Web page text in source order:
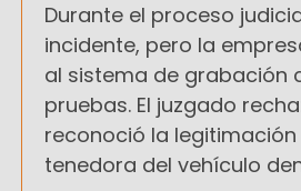
Durante el proceso
incidente, pero la
al sistema de grabación
pruebas. El juzgado
reconoció la
tenedora del vehículo